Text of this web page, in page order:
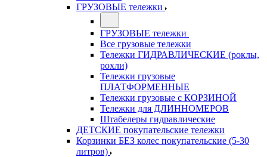
ГРУЗОВЫЕ тележки
ГРУЗОВЫЕ тележки
Все грузовые тележки
Тележки ГИДРАВЛИЧЕСКИЕ (роклы,
рохли)
Тележки грузовые
ПЛАТФОРМЕННЫЕ
Тележки грузовые с КОРЗИНОЙ
Тележки для ДЛИННОМЕРОВ
Штабелеры гидравлические
ДЕТСКИЕ покупательские тележки
Корзинки БЕЗ колес покупательские (5-30
литров)